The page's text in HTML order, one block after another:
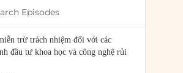
trừ trách nhiệm đối với các
đầu tư khoa học và công nghệ rủi